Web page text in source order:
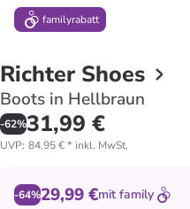
familyrabatt
Richter Shoes
Boots in Hellbraun
-62%31,99 €
UVP: 84,95 €* inkl. MwSt.
-64%29,99 €mit family